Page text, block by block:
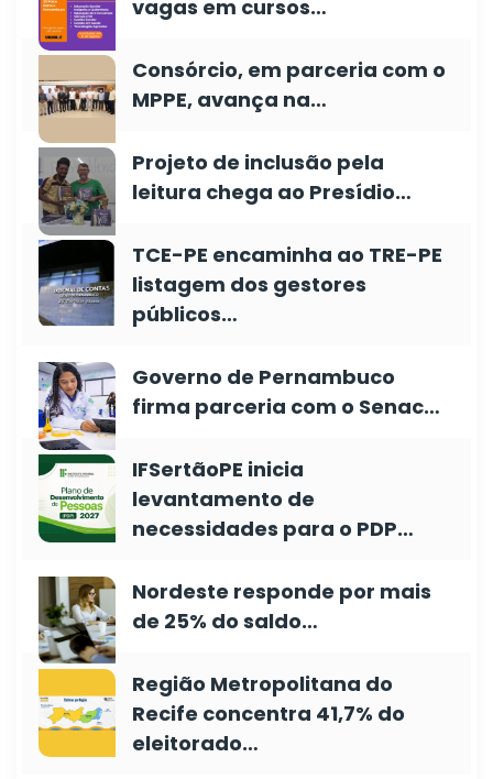
vagas em cursos…
Consórcio, em parceria com o
MPPE, avança na…
Projeto de inclusão pela
leitura chega ao Presídio…
TCE-PE encaminha ao TRE-PE
listagem dos gestores
públicos…
Governo de Pernambuco
firma parceria com o Senac…
IFSertãoPE inicia
levantamento de
necessidades para o PDP…
Nordeste responde por mais
de 25% do saldo…
Região Metropolitana do
Recife concentra 41,7% do
eleitorado…